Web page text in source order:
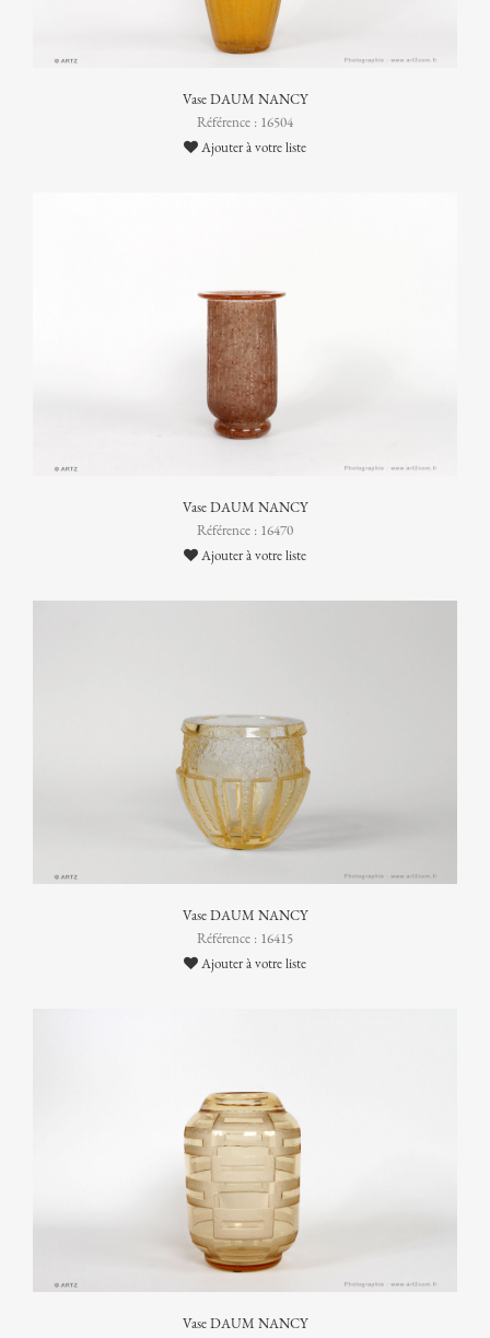
Vase DAUM NANCY
Référence : 16504
Ajouter à votre liste
Vase DAUM NANCY
Référence : 16470
Ajouter à votre liste
Vase DAUM NANCY
Référence : 16415
Ajouter à votre liste
Vase DAUM NANCY